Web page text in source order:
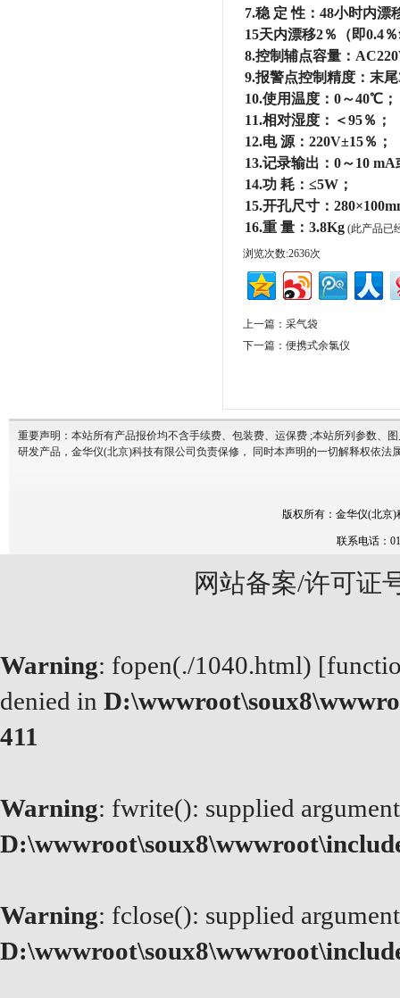
7.稳 定 性：48小时内漂
15天内漂移2％（即0.4
8.控制辅点容量：
9.报警点控制精度：末
10.使用温度：0～40℃；
11.相对湿度：＜95％；
12.电 源：220V±15％；
13.记录输出：0～10
14.功 耗：≤5W；
15.开孔尺寸：
16.重 量：3.8Kg (此产品已
浏览次数:2636次
上一篇：采气袋
下一篇：便携式余氯仪
重要声明：本站所有产品报价均不含手续费、包装费、运保费 ;本站所列参数、
研发产品，金华仪(北京)科技有限公司负责保修， 同时本声明的一切解释权依法
版权所有： 金华仪(北京
联系电话：
网站备案/许可证
Warning: fopen(./1040.html) [
denied in
411
Warning: fwrite(): supplied
Warning: fclose(): supplied